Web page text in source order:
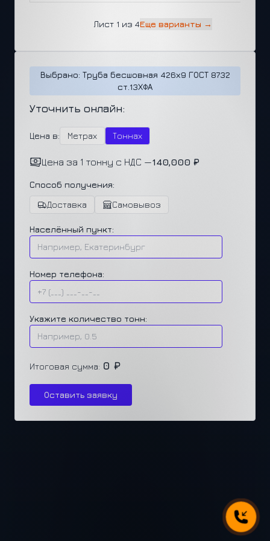
Лист 1 из 4Еще варианты →
Выбрано: Труба бесшовная 426х9 ГОСТ 8732
ст.13ХФА
Уточнить онлайн:
Цена в: Метрах Тоннах
Цена за 1 тонну с НДС —140,000 ₽
Способ получения:
Доставка
Самовывоз
Населённый пункт:
Номер телефона:
Укажите количество тонн:
Итоговая сумма: 0 ₽
Оставить заявку